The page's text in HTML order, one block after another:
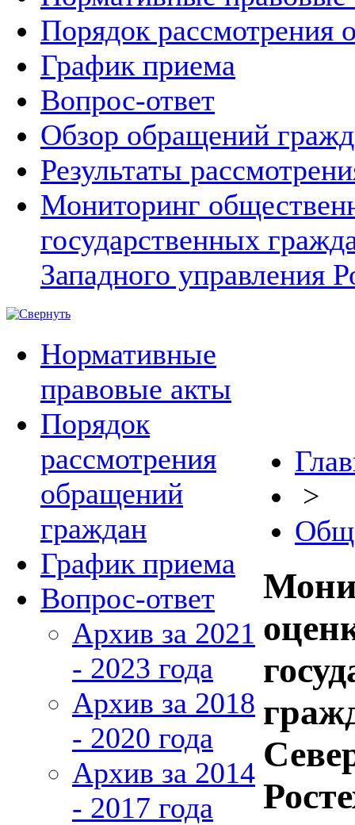
Порядок рассмотрения
График приема
Вопрос-ответ
Обзор обращений
Результаты
Мониторинг
государственных
Западного управления
Нормативные
правовые акты
Порядок
рассмотрения
обращений
граждан
График приема
Вопрос-ответ
Архив за 2021
- 2023 года
Архив за 2018
- 2020 года
Архив за 2014
- 2017 года
>